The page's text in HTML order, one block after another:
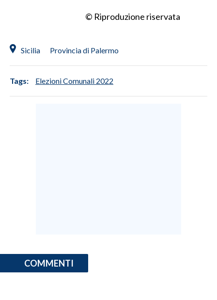
© Riproduzione riservata
Sicilia Provincia di Palermo
Tags: Elezioni Comunali 2022
COMMENTI